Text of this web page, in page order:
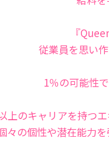
『
従業員を思い
1％の可能性
上のキャリアを持つ
々の個性や潜在能力